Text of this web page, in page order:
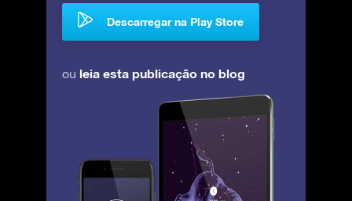
Descarregar na Play Store
ou leia esta publicação no blog